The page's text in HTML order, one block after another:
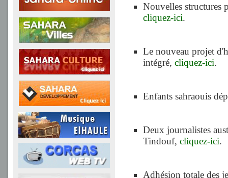
Nouvelles structures
cliquez-ici.
Le nouveau projet
intégré, cliquez-ici.
Enfants sahraouis
Deux journalistes
Tindouf, cliquez-ici.
Adhésion totale des